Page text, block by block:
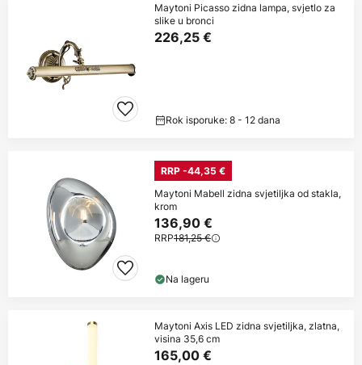
Maytoni Picasso zidna lampa, svjetlo za
slike u bronci
226,25 €
Rok isporuke: 8 - 12 dana
RRP -44,35 €
Maytoni Mabell zidna svjetiljka od stakla,
krom
136,90 €
RRP181,25 €
Na lageru
Maytoni Axis LED zidna svjetiljka, zlatna,
visina 35,6 cm
165,00 €